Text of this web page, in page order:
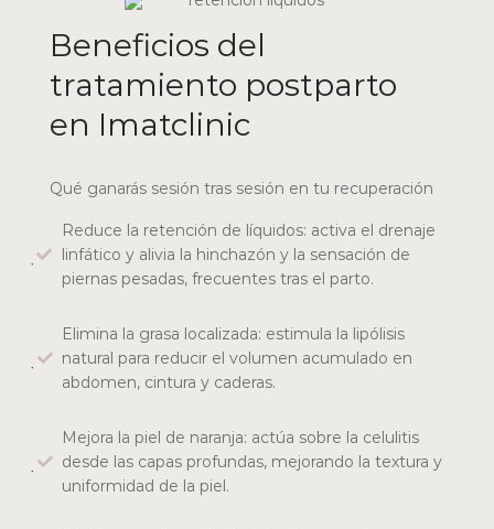
Beneficios del
tratamiento postparto
en Imatclinic
Qué ganarás sesión tras sesión en tu recuperación
Reduce la retención de líquidos: activa el drenaje
linfático y alivia la hinchazón y la sensación de
piernas pesadas, frecuentes tras el parto.
Elimina la grasa localizada: estimula la lipólisis
natural para reducir el volumen acumulado en
abdomen, cintura y caderas.
Mejora la piel de naranja: actúa sobre la celulitis
desde las capas profundas, mejorando la textura y
uniformidad de la piel.